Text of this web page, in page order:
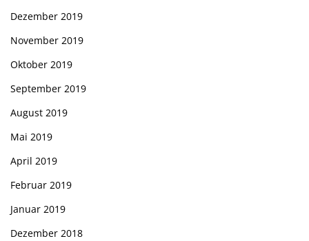
Dezember 2019
November 2019
Oktober 2019
September 2019
August 2019
Mai 2019
April 2019
Februar 2019
Januar 2019
Dezember 2018